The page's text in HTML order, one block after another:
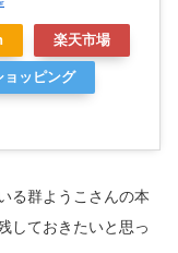
楽天市場
ョッピング
る群ようこさんの本
しておきたいと思っ